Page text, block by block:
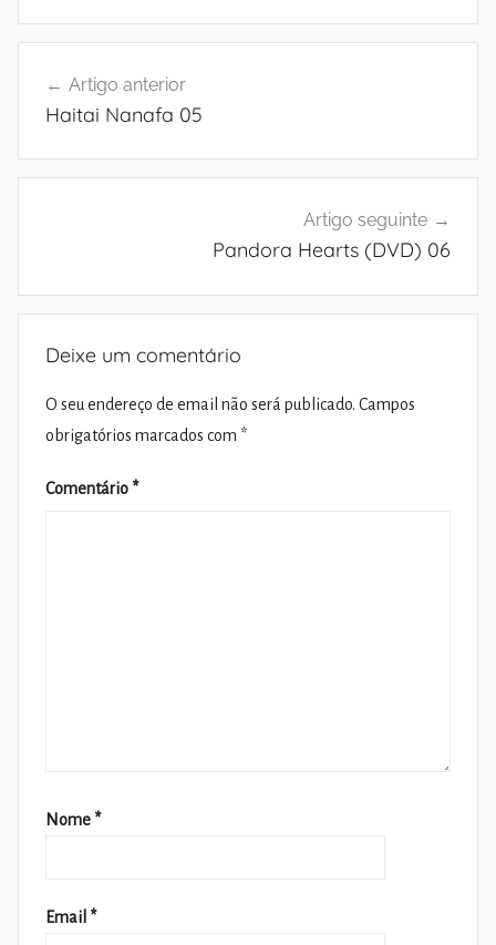
de
Artigo anterior
Haitai Nanafa 05
Artigo seguinte
Pandora Hearts (DVD) 06
Deixe um comentário
O seu endereço de email não será publicado. Campos
obrigatórios marcados com *
Comentário *
Nome *
Email *